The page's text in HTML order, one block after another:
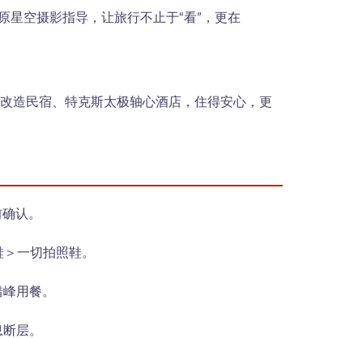
空摄影指导，让旅行不止于“看”，更在
造民宿、特克斯太极轴心酒店，住得安心，更
认。
一切拍照鞋。
用餐。
层。